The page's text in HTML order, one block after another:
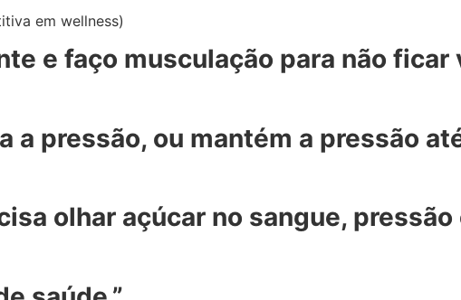
em wellness)
e faço musculação para não ficar
a pressão, ou mantém a pressão
olhar açúcar no sangue, pressão